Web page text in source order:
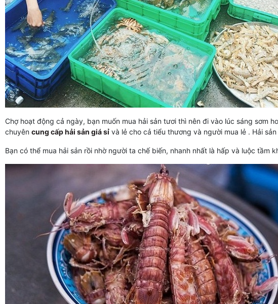
Chợ hoạt động cả ngày, bạn muốn mua hải sản tươi thì nên đi vào lúc sáng sơm
chuyên cung cấp hải sản giá sỉ và lẻ cho cả tiểu thương và người mua lẻ . Hải
Bạn có thể mua hải sản rồi nhờ người ta chế biến, nhanh nhất là hấp và luộc tầm